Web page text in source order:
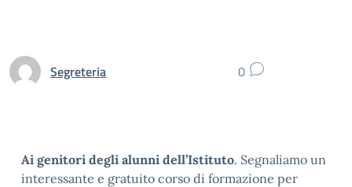
Segreteria 0
Ai genitori degli alunni dell’Istituto. Segnaliamo un
interessante e gratuito corso di formazione per